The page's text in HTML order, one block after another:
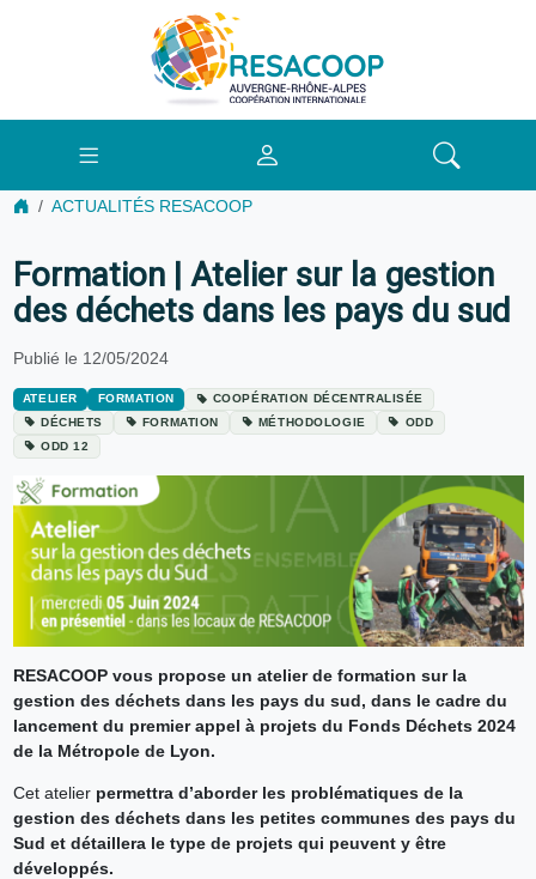
ACTUALITÉS RESACOOP
Formation | Atelier sur la gestion
des déchets dans les pays du sud
Publié le 12/05/2024
ATELIER FORMATION
COOPÉRATION DÉCENTRALISÉE
DÉCHETS
FORMATION MÉTHODOLOGIE
ODD
ODD 12
RESACOOP vous propose un atelier de formation sur la
gestion des déchets dans les pays du sud, dans le cadre du
lancement du premier appel à projets du Fonds Déchets 2024
de la Métropole de Lyon.
Cet atelier permettra d’aborder les problématiques de la
gestion des déchets dans les petites communes des pays du
Sud et détaillera le type de projets qui peuvent y être
développés.